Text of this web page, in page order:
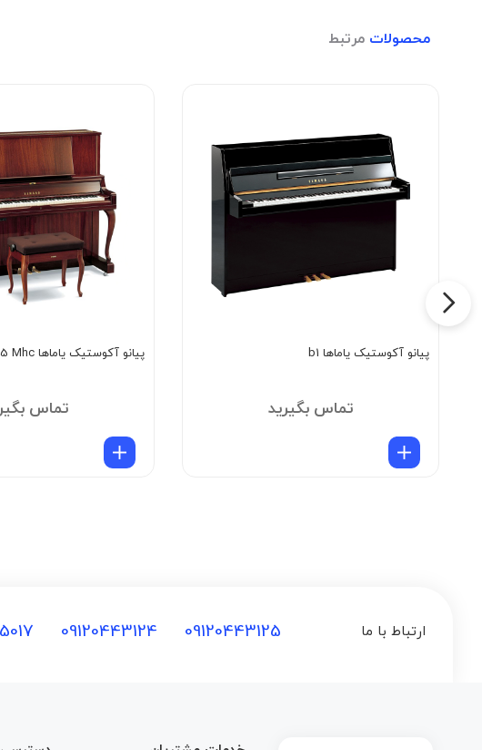
محصولات مرتبط
پیانو آکوستیک یاماها b1
تماس بگیرید
پیانو آکوستیک یاماها YUS5 Mhc
تماس
ارتباط با ما 09120443124 09120443125